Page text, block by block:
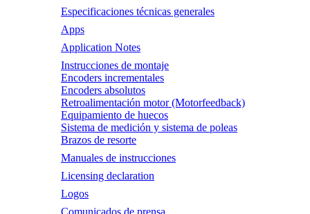
Especificaciones técnicas generales
Apps
Application Notes
Instrucciones de montaje
Encoders incrementales
Encoders absolutos
Retroalimentación motor (Motorfeedback)
Equipamiento de huecos
Sistema de medición y sistema de poleas
Brazos de resorte
Manuales de instrucciones
Licensing declaration
Logos
Comunicados de prensa